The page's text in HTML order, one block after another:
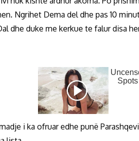
Ngrihet Dema del dhe pas 10
dhe duke me kerkue te falur disa
i ka ofruar edhe punë